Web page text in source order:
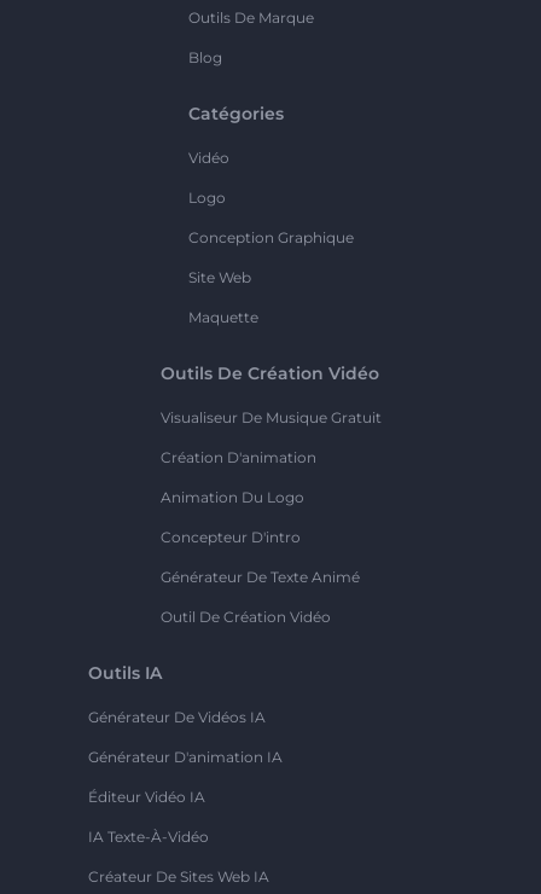
Outils De Marque
Blog
Catégories
Vidéo
Logo
Conception Graphique
Site Web
Maquette
Outils De Création Vidéo
Visualiseur De Musique Gratuit
Création D'animation
Animation Du Logo
Concepteur D'intro
Générateur De Texte Animé
Outil De Création Vidéo
Outils IA
Générateur De Vidéos IA
Générateur D'animation IA
Éditeur Vidéo IA
IA Texte-À-Vidéo
Créateur De Sites Web IA